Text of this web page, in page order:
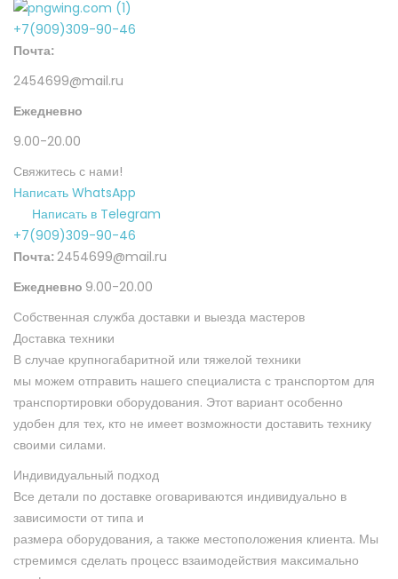
+7(909)309-90-46
Почта:
2454699@mail.ru
Ежедневно
9.00-20.00
Свяжитесь с нами!
Написать WhatsApp
Написать в Telegram
+7(909)309-90-46
Почта:2454699@mail.ru
Ежедневно 9.00-20.00
Собственная служба доставки и выезда мастеров
Доставка техники
В случае крупногабаритной или тяжелой техники
мы можем отправить нашего специалиста с транспортом для
транспортировки оборудования. Этот вариант особенно
удобен для тех, кто не имеет возможности доставить технику
своими силами.
Индивидуальный подход
Все детали по доставке оговариваются индивидуально в
зависимости от типа и
размера оборудования, а также местоположения клиента. Мы
стремимся сделать процесс взаимодействия максимально